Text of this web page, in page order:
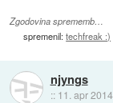
Zgodovina sprememb…
spremenil:techfreak :)
njyngs
:: 11. apr